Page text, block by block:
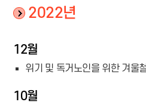
2022년
12월
위기 및 독거노인을 위한 겨울
10월